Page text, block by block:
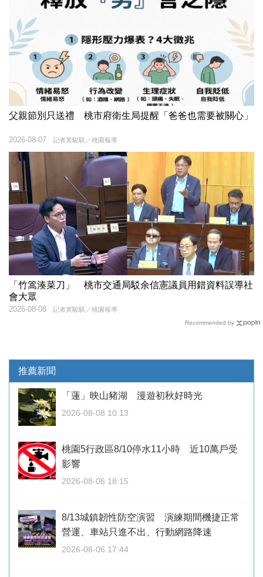
父親節別只送禮 桃市府衛生局提醒「爸爸也需要被關心」
記者黃駿騏／桃園報導
2026-08-07
「竹篙湊菜刀」 桃市交通局駁余信憲議員用錯資料誤導社
會大眾
記者黃駿騏／桃園報導
2026-08-08
Recommended by
推薦新聞
「蓮」映山豬湖 漫遊初秋好時光
2026-08-08 10:13
桃園5行政區8/10停水11小時 近10萬戶受
影響
2026-08-06 18:15
8/13城鎮韌性防空演習 演練期間機捷正常
營運、車站只進不出、行動網路降速
2026-08-06 17:44